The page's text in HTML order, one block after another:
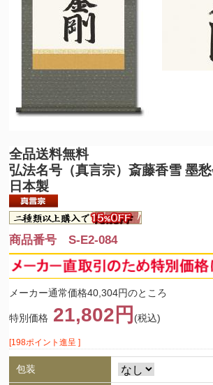
全品送料無料
弘法名号（真言宗）斎藤香雪 墨
日本製
商品番号 S-E2-084
メーカー通常価格40,304円のところ
特別価格 21,802円 (税込)
[198ポイント進呈 ]
包装